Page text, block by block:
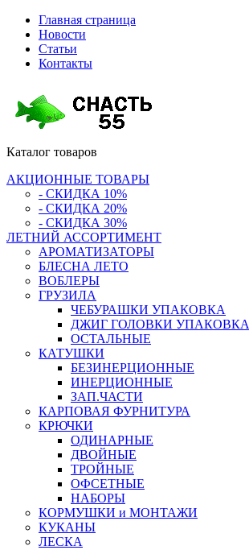
Главная страница
Новости
Статьи
Контакты
Каталог товаров
АКЦИОННЫЕ ТОВАРЫ
- СКИДКА 10%
- СКИДКА 20%
- СКИДКА 30%
ЛЕТНИЙ АССОРТИМЕНТ
АРОМАТИЗАТОРЫ
БЛЕСНА ЛЕТО
ВОБЛЕРЫ
ГРУЗИЛА
ЧЕБУРАШКИ УПАКОВКА
ДЖИГ ГОЛОВКИ УПАКОВКА
ОСТАЛЬНЫЕ
КАТУШКИ
БЕЗИНЕРЦИОННЫЕ
ИНЕРЦИОННЫЕ
ЗАП.ЧАСТИ
КАРПОВАЯ ФУРНИТУРА
КРЮЧКИ
ОДИНАРНЫЕ
ДВОЙНЫЕ
ТРОЙНЫЕ
ОФСЕТНЫЕ
НАБОРЫ
КОРМУШКИ и МОНТАЖИ
КУКАНЫ
ЛЕСКА